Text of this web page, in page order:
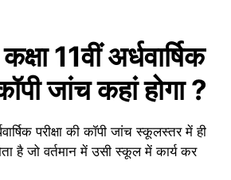
कक्षा 11वींअर्धवार्षिक
जांच कहां होगा ?
परीक्षा की कॉपी जांच स्कूलस्तर में ही
है जो वर्तमान में उसी स्कूल में कार्य कर